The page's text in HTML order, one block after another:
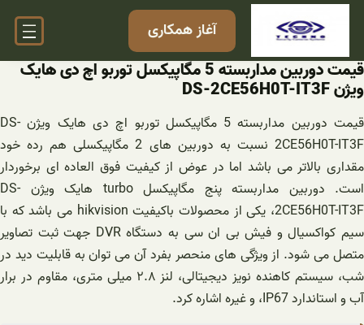
رفتن
آغاز همکاری
قیمت دوربین مداربسته 5 مگاپیکسل توربو اچ دی هایک
ویژن DS-2CE56H0T-IT3F
قیمت دوربین مداربسته 5 مگاپیکسل توربو اچ دی هایک ویژن DS-
2CE56H0T-IT3F نسبت به دوربین های 2 مگاپیکسلی هم رده خود
مقداری بالاتر می باشد اما در عوض از کیفیت فوق العاده ای برخوردار
است. دوربین مداربسته پنج مگاپیکسل turbo هایک ویژن DS-
2CE56H0T-IT3F، یکی از محصولات باکیفیت hikvision می باشد که با
سیم کواکسیال و فیش بی ان سی به دستگاه DVR جهت ثبت تصاویر
متصل می شود. از ویژگی های منحصر بفرد آن می توان به قابلیت دید در
شب، سیستم کاهنده نویز دیجیتالی، لنز ۲.۸ میلی متری، مقاوم در برار
آب و استاندارد IP67، و غیره اشاره کرد.